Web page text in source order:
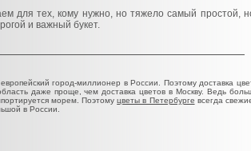
для тех, кому нужно, но тяжело самый простой,
и важный букет.
город-миллионер в России. Поэтому доставка
даже проще, чем доставка цветов в Москву. Ведь
морем. Поэтомуцветы в Петербурге всегда
в России.